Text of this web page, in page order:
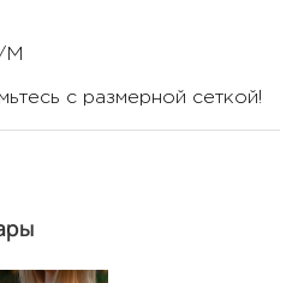
М
с размерной сеткой!